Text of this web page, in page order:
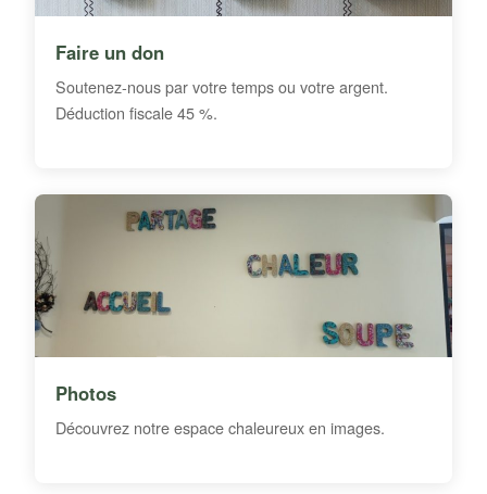
Faire un don
Soutenez-nous par votre temps ou votre argent.
Déduction fiscale 45 %.
Photos
Découvrez notre espace chaleureux en images.